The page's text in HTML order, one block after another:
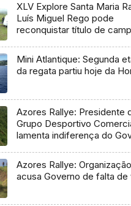
XLV Explore Santa Maria
Luís Miguel Rego pode
reconquistar título de
Mini Atlantique: Segunda
da regata partiu hoje da
Azores Rallye: Presidente
Grupo Desportivo
lamenta indiferença do
Azores Rallye: Organização
acusa Governo de falta de